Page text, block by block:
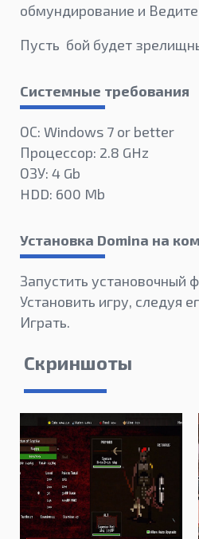
обмундирование и
Пусть бой будет
Системные требования
ОС: Windows 7 or better
Процессор: 2.8 GHz
ОЗУ: 4 Gb
HDD: 600 Mb
Установка Domina на
Запустить установочный
Установить игру, следуя
Играть.
Скриншоты